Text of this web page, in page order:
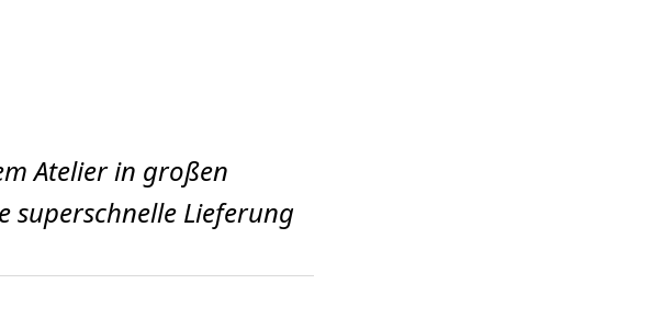
Atelier in großen
superschnelle Lieferung